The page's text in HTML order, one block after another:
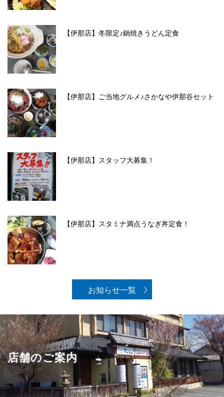
【伊那店】冬限定♪鍋焼きうどん定食
【伊那店】ご当地グルメ♪さかなや伊那谷セット
【伊那店】スタッフ大募集！
【伊那店】スタミナ満点うなぎ丼定食！
お知らせ一覧
店舗のご案内